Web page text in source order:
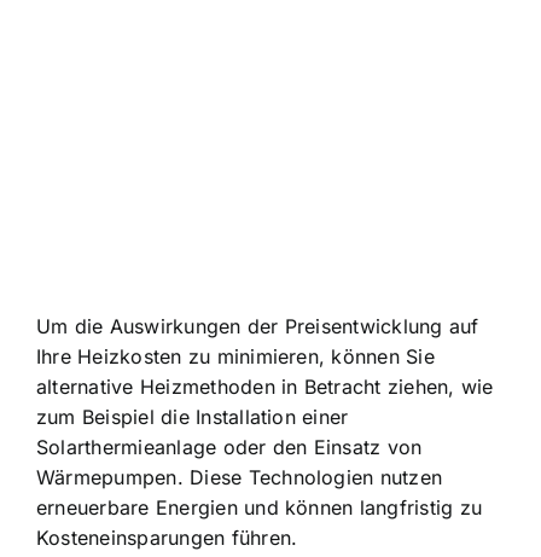
Um die Auswirkungen der Preisentwicklung auf
Ihre Heizkosten zu minimieren, können Sie
alternative Heizmethoden in Betracht ziehen, wie
zum Beispiel die Installation einer
Solarthermieanlage oder den Einsatz von
Wärmepumpen. Diese Technologien nutzen
erneuerbare Energien und können langfristig zu
Kosteneinsparungen führen.